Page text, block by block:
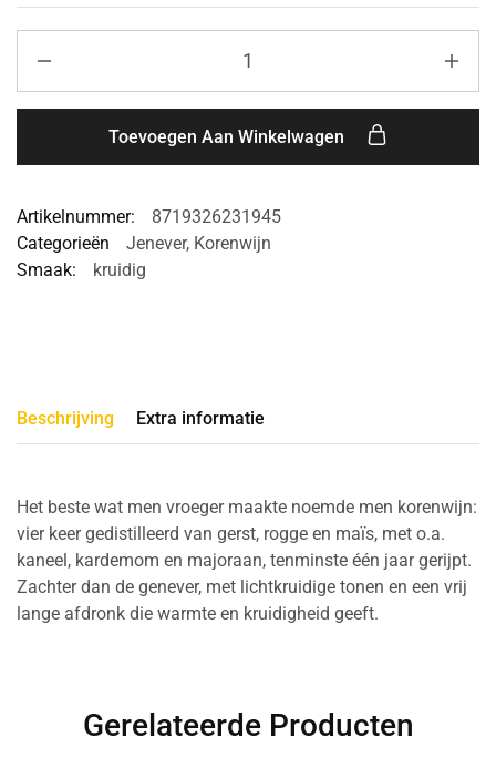
Toevoegen Aan Winkelwagen
Artikelnummer:
8719326231945
Categorieën
Jenever, Korenwijn
Smaak:
kruidig
Beschrijving Extra informatie
Het beste wat men vroeger maakte noemde men korenwijn:
vier keer gedistilleerd van gerst, rogge en maïs, met o.a.
kaneel, kardemom en majoraan, tenminste één jaar gerijpt.
Zachter dan de genever, met lichtkruidige tonen en een vrij
lange afdronk die warmte en kruidigheid geeft.
Gerelateerde Producten